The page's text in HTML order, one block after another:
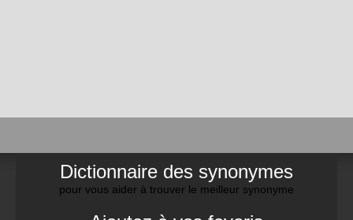
Dictionnaire des synonymes
pour vous aider à trouver le meilleur synonyme